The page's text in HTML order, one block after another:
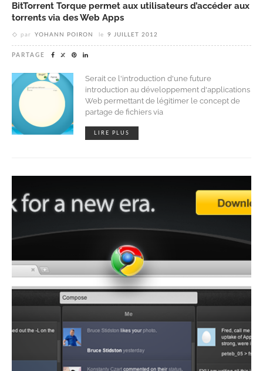
BitTorrent Torque permet aux utilisateurs d’accéder aux
torrents via des Web Apps
par YOHANN POIRON le 9 JUILLET 2012
PARTAGE
Serait ce l'introduction d'une future
introduction au développement d'applications
Web permettant de légitimer le concept de
partage de fichiers via
LIRE PLUS